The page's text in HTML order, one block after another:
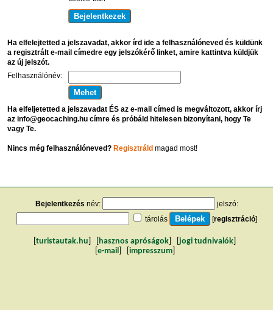
Ha elfelejtetted a jelszavadat, akkor írd ide a felhasználóneved és küldünk
a regisztrált e-mail címedre egy jelszókérő linket, amire kattintva küldjük
az új jelszót.
Felhasználónév:
Ha elfeljetetted a jelszavadat ÉS az e-mail címed is megváltozott, akkor írj
az info@geocaching.hu címre és próbáld hitelesen bizonyítani, hogy Te
vagy Te.
Nincs még felhasználóneved? Regisztráldmagad most!
Bejelentkezés név:
jelszó:
tárolás
[regisztráció]
turistautak.hu hasznos apróságok jogi tudnivalók
e-mail impresszum]